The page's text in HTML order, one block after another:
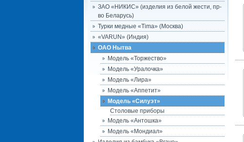
ЗАО «НИКИС» (изделия из белой жести, пр-
во Беларусь)
Турки медные «Tima» (Москва)
«VARUN» (Индия)
ОАО Нытва
Модель «Торжество»
Модель «Уралочка»
Модель «Лира»
Модель «Аппетит»
Модель «Силуэт»
Столовые приборы
Модель «Антошка»
Модель «Мондиал»